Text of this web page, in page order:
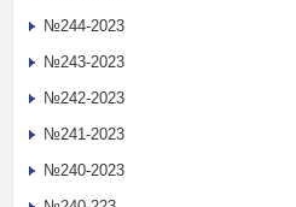
№244-2023
№243-2023
№242-2023
№241-2023
№240-2023